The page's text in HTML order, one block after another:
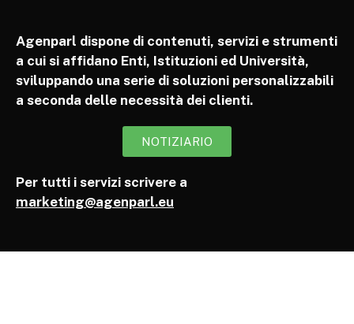
Agenparl dispone di contenuti, servizi e strumenti
a cui si affidano Enti, Istituzioni ed Università,
sviluppando una serie di soluzioni personalizzabili
a seconda delle necessità dei clienti.
NOTIZIARIO
Per tutti i servizi scrivere a
marketing@agenparl.eu